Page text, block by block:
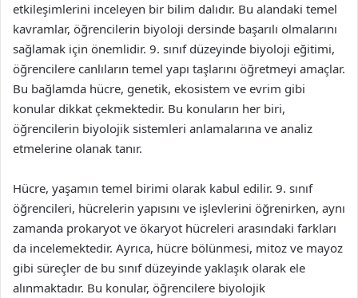
etkileşimlerini inceleyen bir bilim dalıdır. Bu alandaki temel
kavramlar, öğrencilerin biyoloji dersinde başarılı olmalarını
sağlamak için önemlidir. 9. sınıf düzeyinde biyoloji eğitimi,
öğrencilere canlıların temel yapı taşlarını öğretmeyi amaçlar.
Bu bağlamda hücre, genetik, ekosistem ve evrim gibi
konular dikkat çekmektedir. Bu konuların her biri,
öğrencilerin biyolojik sistemleri anlamalarına ve analiz
etmelerine olanak tanır.
Hücre, yaşamın temel birimi olarak kabul edilir. 9. sınıf
öğrencileri, hücrelerin yapısını ve işlevlerini öğrenirken, aynı
zamanda prokaryot ve ökaryot hücreleri arasındaki farkları
da incelemektedir. Ayrıca, hücre bölünmesi, mitoz ve mayoz
gibi süreçler de bu sınıf düzeyinde yaklaşık olarak ele
alınmaktadır. Bu konular, öğrencilere biyolojik